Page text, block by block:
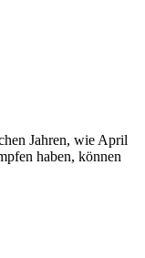
Jahren, wie April
haben, können